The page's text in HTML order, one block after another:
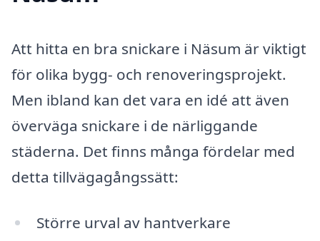
Att hitta en bra snickare i Näsum är viktigt
för olika bygg- och renoveringsprojekt.
Men ibland kan det vara en idé att även
överväga snickare i de närliggande
städerna. Det finns många fördelar med
detta tillvägagångssätt:
Större urval av hantverkare